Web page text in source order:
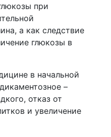
при
а как следствие
глюкозы в
в начальной
–
отказ от
и увеличение